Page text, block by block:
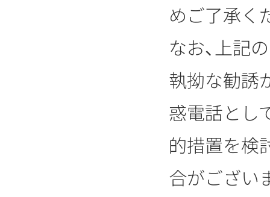
めご了承く
なお、上記
執拗な勧誘
惑電話とし
的措置を検
合がござい